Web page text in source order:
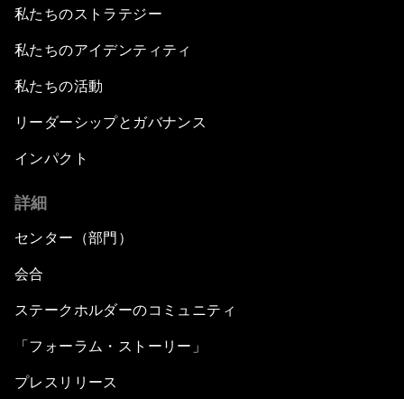
私たちのストラテジー
私たちのアイデンティティ
私たちの活動
リーダーシップとガバナンス
インパクト
詳細
センター（部門）
会合
ステークホルダーのコミュニティ
「フォーラム・ストーリー」
プレスリリース